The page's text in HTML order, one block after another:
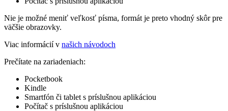
Nie je možné meniť veľkosť písma, formát je preto vhodný skôr pre
väčšie obrazovky.
Viac informácií v našich návodoch
Prečítate na zariadeniach:
Pocketbook
Kindle
Smartfón či tablet s príslušnou aplikáciou
Počítač s príslušnou aplikáciou